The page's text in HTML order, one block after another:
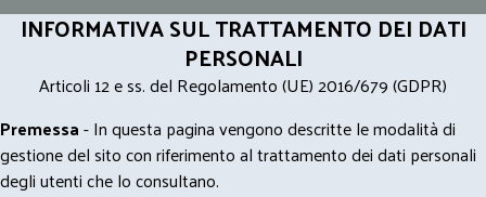
INFORMATIVA SUL TRATTAMENTO DEI DATI
PERSONALI
Articoli 12 e ss. del Regolamento (UE) 2016/679 (GDPR)
Premessa- In questa pagina vengono descritte le modalità di
gestione del sito con riferimento al trattamento dei dati personali
degli utenti che lo consultano.